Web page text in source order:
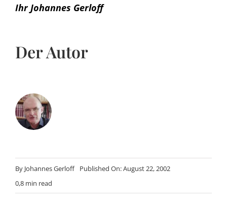
Ihr Johannes Gerloff
Der Autor
By Johannes Gerloff
Published On: August 22, 2002
0,8 min read